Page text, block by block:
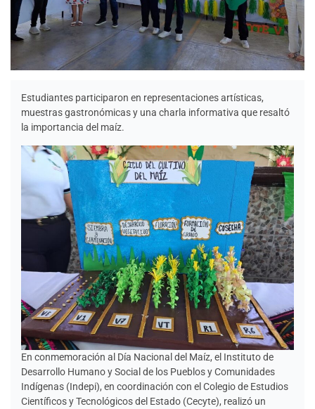
Estudiantes participaron en representaciones artísticas,
muestras gastronómicas y una charla informativa que resaltó
la importancia del maíz.
En conmemoración al Día Nacional del Maíz, el Instituto de
Desarrollo Humano y Social de los Pueblos y Comunidades
Indígenas (Indepi), en coordinación con el Colegio de Estudios
Científicos y Tecnológicos del Estado (Cecyte), realizó un